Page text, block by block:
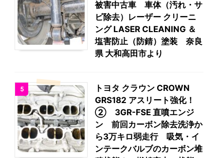
被害中古車 車体（汚れ・サ
ビ除去）レーザー クリーニ
ング LASER CLEANING ＆
塩害防止（防錆）塗装 奈良
県 大和高田市より
5
トヨタ クラウン CROWN
GRS182 アスリート強化！
② 3GR-FSE 直噴エンジ
ン 前回カーボン除去洗浄か
ら3万キロ弱走行 吸気・イ
ンテークバルブのカーボン堆